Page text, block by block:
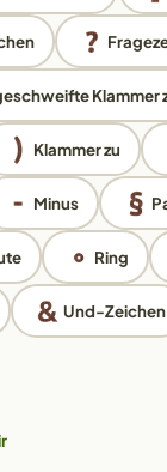
Klammer
Klammer zu
Minus
Ring
Und-Zeichen